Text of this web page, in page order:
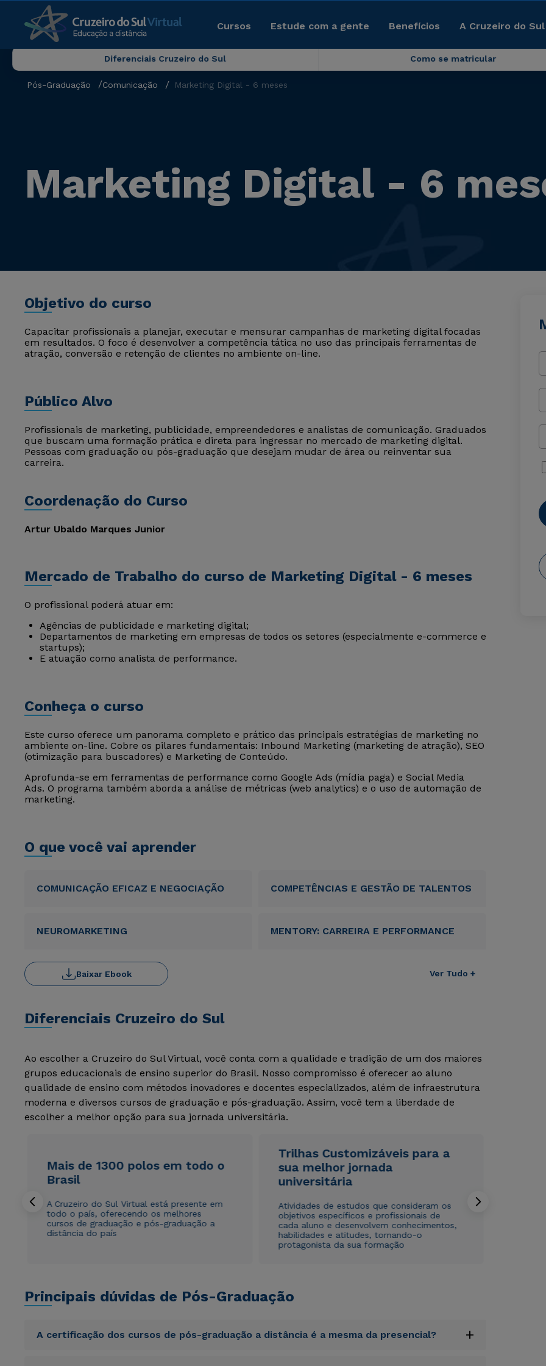
Cursos Estude com a gente Benefícios A Cruzeiro do
Diferenciais Cruzeiro do Sul Como se matricular
Pós-Graduação Comunicação Marketing Digital - 6 meses
Marketing Digital - 6
Objetivo do curso
Capacitar profissionais a planejar, executar e mensurar campanhas de marketing digital focadas
em resultados. O foco é desenvolver a competência tática no uso das principais ferramentas de
atração, conversão e retenção de clientes no ambiente on-line.
Público Alvo
Profissionais de marketing, publicidade, empreendedores e analistas de comunicação. Graduados
que buscam uma formação prática e direta para ingressar no mercado de marketing digital.
Pessoas com graduação ou pós-graduação que desejam mudar de área ou reinventar sua
carreira.
Coordenação do Curso
Artur Ubaldo Marques Junior
Mercado de Trabalho do curso de Marketing Digital - 6 meses
O profissional poderá atuar em:
Agências de publicidade e marketing digital;
Departamentos de marketing em empresas de todos os setores (especialmente e-commerce e
startups);
E atuação como analista de performance.
Conheça o curso
Este curso oferece um panorama completo e prático das principais estratégias de marketing no
ambiente on-line. Cobre os pilares fundamentais: Inbound Marketing (marketing de atração), SEO
(otimização para buscadores) e Marketing de Conteúdo.
Aprofunda-se em ferramentas de performance como Google Ads (mídia paga) e Social Media
Ads. O programa também aborda a análise de métricas (web analytics) e o uso de automação de
marketing.
O que você vai aprender
COMUNICAÇÃO EFICAZ E NEGOCIAÇÃO COMPETÊNCIAS E GESTÃO DE TALENTOS
NEUROMARKETING MENTORY: CARREIRA E PERFORMANCE
Ver Tudo +
Baixar Ebook
Diferenciais Cruzeiro do Sul
Ao escolher a Cruzeiro do Sul Virtual, você conta com a qualidade e tradição de um dos maiores
grupos educacionais de ensino superior do Brasil. Nosso compromisso é oferecer ao aluno
qualidade de ensino com métodos inovadores e docentes especializados, além de infraestrutura
moderna e diversos cursos de graduação e pós-graduação. Assim, você tem a liberdade de
escolher a melhor opção para sua jornada universitária.
Mais de 1300 polos em todo o
Brasil
A Cruzeiro do Sul Virtual está presente em
todo o país, oferecendo os melhores
cursos de graduação e pós-graduação a
distância do país
Trilhas Customizáveis para a
sua melhor jornada
universitária
Atividades de estudos que consideram os
objetivos específicos e profissionais de
cada aluno e desenvolvem conhecimentos,
habilidades e atitudes, tornando-o
protagonista da sua formação
Principais dúvidas de Pós-Graduação
A certificação dos cursos de pós-graduação a distância é a mesma da presencial? +
ou
envio de conteúdos da Cruzeiro do Sul.
ou
envio de conteúdos da Cruzeiro do Sul.